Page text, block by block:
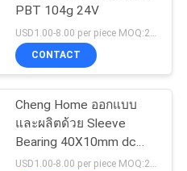
ม PWM
14
PBT 104g 24V
CONTACT
Cheng Home ออกแบบ
และผลิตด้วย Sleeve
Bearing 40X10mm dc
cooling Fan
USD1.00-8.00 per piece MOQ:2,000 ชิ้น